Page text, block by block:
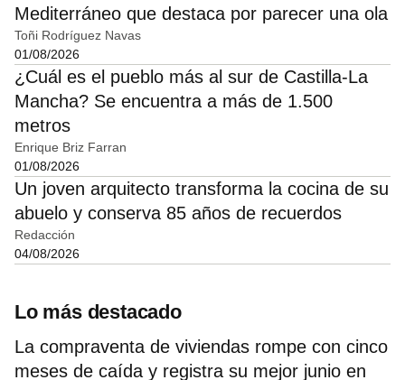
Mediterráneo que destaca por parecer una ola
Toñi Rodríguez Navas
01/08/2026
¿Cuál es el pueblo más al sur de Castilla-La
Mancha? Se encuentra a más de 1.500
metros
Enrique Briz Farran
01/08/2026
Un joven arquitecto transforma la cocina de su
abuelo y conserva 85 años de recuerdos
Redacción
04/08/2026
Lo más destacado
La compraventa de viviendas rompe con cinco
meses de caída y registra su mejor junio en